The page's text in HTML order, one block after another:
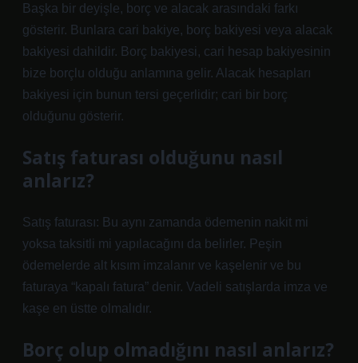
Başka bir deyişle, borç ve alacak arasındaki farkı
gösterir. Bunlara cari bakiye, borç bakiyesi veya alacak
bakiyesi dahildir. Borç bakiyesi, cari hesap bakiyesinin
bize borçlu olduğu anlamına gelir. Alacak hesapları
bakiyesi için bunun tersi geçerlidir; cari bir borç
olduğunu gösterir.
Satış faturası olduğunu nasıl
anlarız?
Satış faturası: Bu aynı zamanda ödemenin nakit mi
yoksa taksitli mi yapılacağını da belirler. Peşin
ödemelerde alt kısım imzalanır ve kaşelenir ve bu
faturaya “kapalı fatura” denir. Vadeli satışlarda imza ve
kaşe en üstte olmalıdır.
Borç olup olmadığını nasıl anlarız?